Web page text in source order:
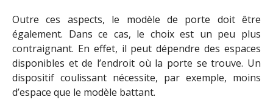
Outre ces aspects, le modèle de porte doit être
également. Dans ce cas, le choix est un peu plus
contraignant. En effet, il peut dépendre des espaces
disponibles et de l’endroit où la porte se trouve. Un
dispositif coulissant nécessite, par exemple, moins
d’espace que le modèle battant.